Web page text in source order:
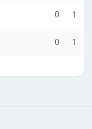
0 1
0 1